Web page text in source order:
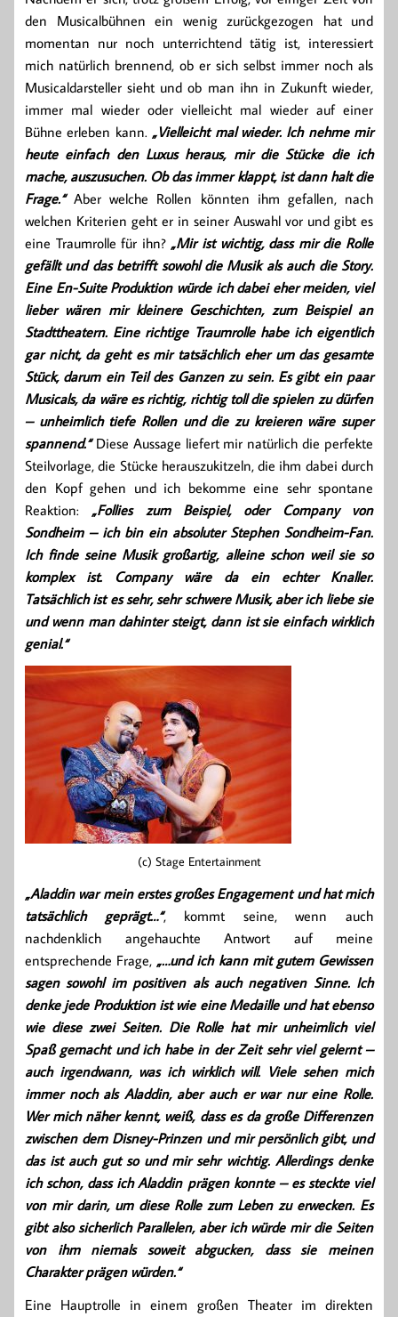
den Musicalbühnen ein wenig zurückgezogen hat und
momentan nur noch unterrichtend tätig ist, interessiert
mich natürlich brennend, ob er sich selbst immer noch als
Musicaldarsteller sieht und ob man ihn in Zukunft wieder,
immer mal wieder oder vielleicht mal wieder auf einer
Bühne erleben kann. „Vielleicht mal wieder. Ich nehme mir
heute einfach den Luxus heraus, mir die Stücke die ich
mache, auszusuchen. Ob das immer klappt, ist dann halt die
Frage.“Aber welche Rollen könnten ihm gefallen, nach
welchen Kriterien geht er in seiner Auswahl vor und gibt es
eine Traumrolle für ihn?„Mir ist wichtig, dass mir die Rolle
gefällt und das betrifft sowohl die Musik als auch die Story.
Eine En-Suite Produktion würde ich dabei eher meiden, viel
lieber wären mir kleinere Geschichten, zum Beispiel an
Stadttheatern. Eine richtige Traumrolle habe ich eigentlich
gar nicht, da geht es mir tatsächlich eher um das gesamte
Stück, darum ein Teil des Ganzen zu sein. Es gibt ein paar
Musicals, da wäre es richtig, richtig toll die spielen zu dürfen
– unheimlich tiefe Rollen und die zu kreieren wäre super
spannend.“Diese Aussage liefert mir natürlich die perfekte
Steilvorlage, die Stücke herauszukitzeln, die ihm dabei durch
den Kopf gehen und ich bekomme eine sehr spontane
Reaktion: „Follies zum Beispiel, oder Company von
Sondheim – ich bin ein absoluter Stephen Sondheim-Fan.
Ich finde seine Musik großartig, alleine schon weil sie so
komplex ist. Company wäre da ein echter Knaller.
Tatsächlich ist es sehr, sehr schwere Musik, aber ich liebe sie
und wenn man dahinter steigt, dann ist sie einfach wirklich
genial.“
(c) Stage Entertainment
„Aladdin war mein erstes großes Engagement und hat mich
tatsächlich geprägt…“, kommt seine, wenn auch
nachdenklich angehauchte Antwort auf meine
entsprechende Frage, „…und ich kann mit gutem Gewissen
sagen sowohl im positiven als auch negativen Sinne. Ich
denke jede Produktion ist wie eine Medaille und hat ebenso
wie diese zwei Seiten. Die Rolle hat mir unheimlich viel
Spaß gemacht und ich habe in der Zeit sehr viel gelernt –
auch irgendwann, was ich wirklich will. Viele sehen mich
immer noch als Aladdin, aber auch er war nur eine Rolle.
Wer mich näher kennt, weiß, dass es da große Differenzen
zwischen dem Disney-Prinzen und mir persönlich gibt, und
das ist auch gut so und mir sehr wichtig. Allerdings denke
ich schon, dass ich Aladdin prägen konnte – es steckte viel
von mir darin, um diese Rolle zum Leben zu erwecken. Es
gibt also sicherlich Parallelen, aber ich würde mir die Seiten
von ihm niemals soweit abgucken, dass sie meinen
Charakter prägen würden.“
Eine Hauptrolle in einem großen Theater im direkten